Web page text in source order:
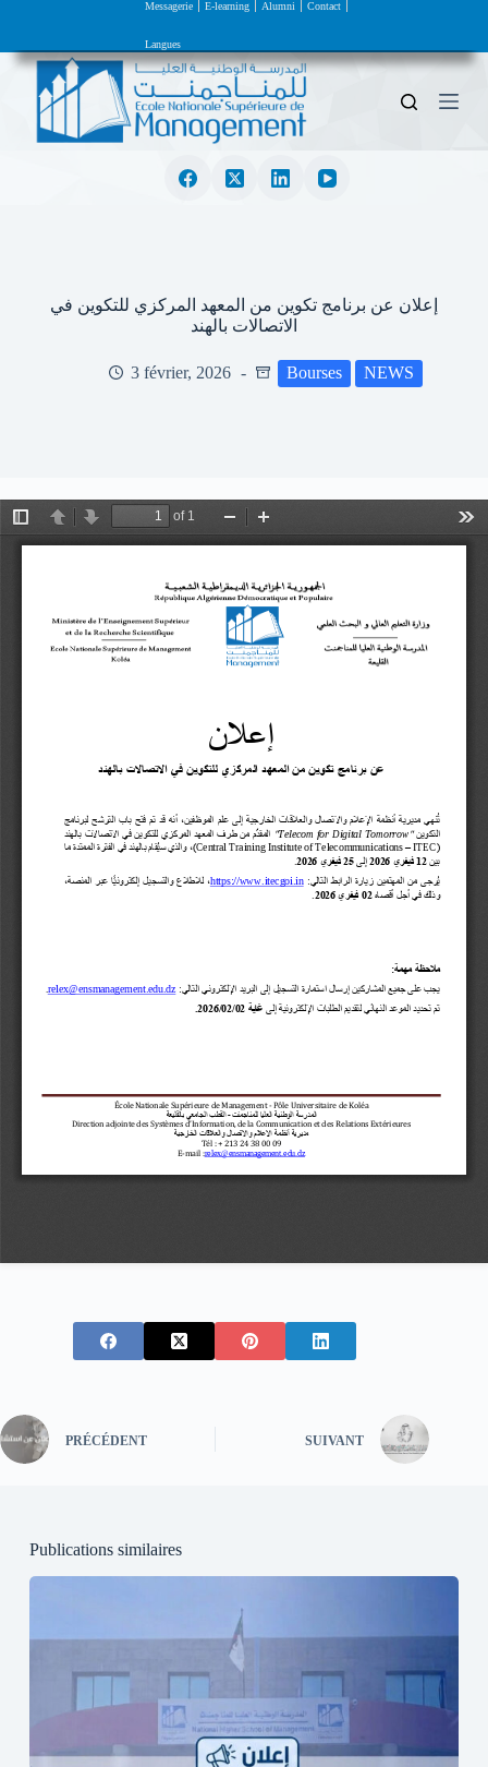
s
Messagerie E-learning Alumni Contact
Langues
إعلان عن برنامج تكوين من المعهد المركزي للتكوين في
الاتصالات بالهند
3 février, 2026 Bourses NEWS
PRÉCÉDENT SUIVANT
Publications similaires